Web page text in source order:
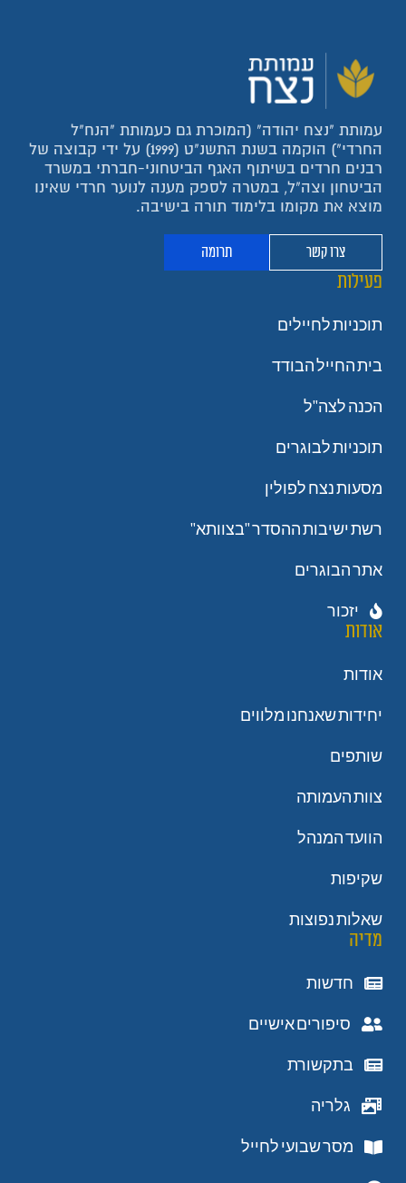
עמותת "נצח יהודה" (המוכרת גם כעמותת "הנח"ל
החרדי") הוקמה בשנת התשנ"ט (1999) על ידי קבוצה של
רבנים חרדים בשיתוף האגף הביטחוני-חברתי במשרד
הביטחון וצה"ל, במטרה לספק מענה לנוער חרדי שאינו
מוצא את מקומו בלימוד תורה בישיבה.
צרו קשר תרומה
פעילות
תוכניות לחיילים
בית החייל הבודד
הכנה לצה"ל
תוכניות לבוגרים
מסעות נצח לפולין
רשת ישיבות ההסדר "בצוותא"
אתר הבוגרים
יזכור
אודות
אודות
יחידות שאנחנו מלווים
שותפים
צוות העמותה
הוועד המנהל
שקיפות
שאלות נפוצות
מדיה
חדשות
סיפורים אישיים
בתקשורת
גלריה
מסר שבועי לחייל